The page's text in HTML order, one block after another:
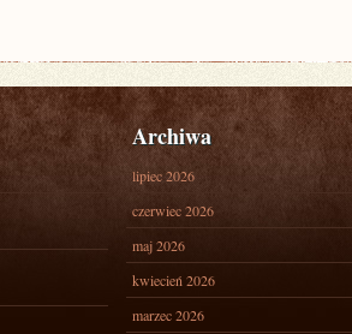
I
EFEKTYWNYM
Archiwa
lipiec 2026
czerwiec 2026
maj 2026
kwiecień 2026
marzec 2026